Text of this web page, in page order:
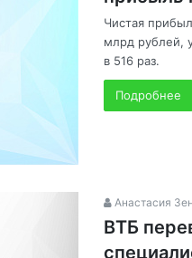
Чистая
млрд рублей,
в 516 раз.
Подробнее
Анастасия
ВТБ